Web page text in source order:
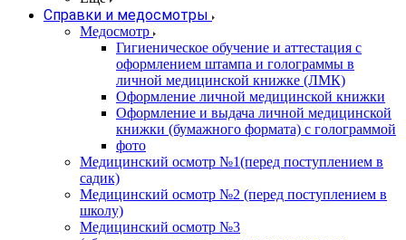
Справки и медосмотры
Медосмотр
Гигиеническое обучение и аттестация с
оформлением штампа и голограммы в
личной медицинской книжке (ЛМК)
Оформление личной медицинской книжки
Оформление и выдача личной медицинской
книжки (бумажного формата) с голограммой
фото
Медицинский осмотр №1(перед поступлением в
садик)
Медицинский осмотр №2 (перед поступлением в
школу)
Медицинский осмотр №3